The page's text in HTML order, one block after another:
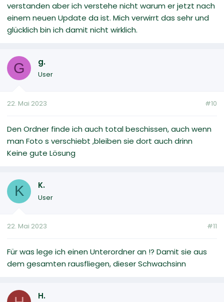
verstanden aber ich verstehe nicht warum er jetzt nach
einem neuen Update da ist. Mich verwirrt das sehr und
glücklich bin ich damit nicht wirklich.
G g.
User
22. Mai 2023 #10
Den Ordner finde ich auch total beschissen, auch wenn
man Foto s verschiebt ,bleiben sie dort auch drinn
Keine gute Lösung
K K.
User
22. Mai 2023 #11
Für was lege ich einen Unterordner an !? Damit sie aus
dem gesamten rausfliegen, dieser Schwachsinn
H.